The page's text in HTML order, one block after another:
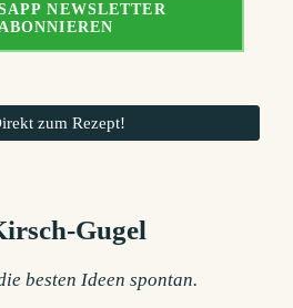
NEWSLETTER
zum Rezept!
Gugel
besten Ideen spontan.